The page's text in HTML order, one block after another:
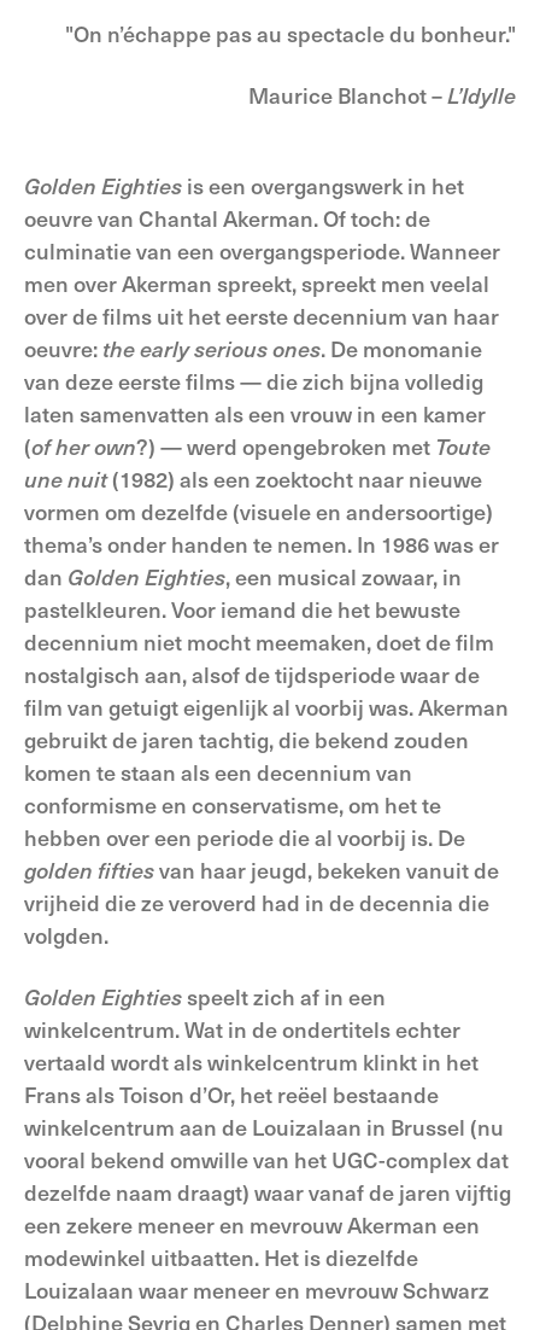
"On n’échappe pas au spectacle du bonheur."
Maurice Blanchot –L’Idylle
Golden Eighties is een overgangswerk in het
oeuvre van Chantal Akerman. Of toch: de
culminatie van een overgangsperiode. Wanneer
men over Akerman spreekt, spreekt men veelal
over de films uit het eerste decennium van haar
oeuvre: the early serious ones. De monomanie
van deze eerste films — die zich bijna volledig
laten samenvatten als een vrouw in een kamer
(of her own?) — werd opengebroken met Toute
une nuit(1982) als een zoektocht naar nieuwe
vormen om dezelfde (visuele en andersoortige)
thema’s onder handen te nemen. In 1986 was er
dan Golden Eighties, een musical zowaar, in
pastelkleuren. Voor iemand die het bewuste
decennium niet mocht meemaken, doet de film
nostalgisch aan, alsof de tijdsperiode waar de
film van getuigt eigenlijk al voorbij was. Akerman
gebruikt de jaren tachtig, die bekend zouden
komen te staan als een decennium van
conformisme en conservatisme, om het te
hebben over een periode die al voorbij is. De
golden fiftiesvan haar jeugd, bekeken vanuit de
vrijheid die ze veroverd had in de decennia die
volgden.
Golden Eightiesspeelt zich af in een
winkelcentrum. Wat in de ondertitels echter
vertaald wordt als winkelcentrum klinkt in het
Frans als Toison d’Or, het reëel bestaande
winkelcentrum aan de Louizalaan in Brussel (nu
vooral bekend omwille van het UGC-complex dat
dezelfde naam draagt) waar vanaf de jaren vijftig
een zekere meneer en mevrouw Akerman een
modewinkel uitbaatten. Het is diezelfde
Louizalaan waar meneer en mevrouw Schwarz
(Delphine Seyrig en Charles Denner) samen met